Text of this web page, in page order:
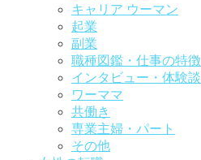
キャリア ウーマン
起業
副業
職種図鑑・仕事の特徴
インタビュー・体験談
ワーママ
共働き
専業主婦・パート
その他